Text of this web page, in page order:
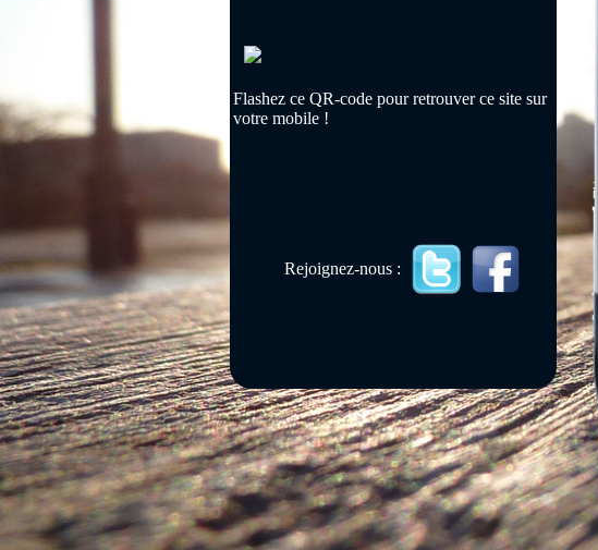
Flashez ce QR-code pour retrouver ce site sur
votre mobile !
Rejoignez-nous :